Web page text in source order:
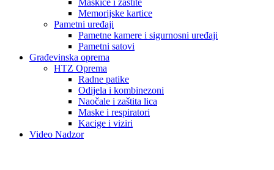
Maskice i zaštite
Memorijske kartice
Pametni uređaji
Pametne kamere i sigurnosni uređaji
Pametni satovi
Građevinska oprema
HTZ Oprema
Radne patike
Odijela i kombinezoni
Naočale i zaštita lica
Maske i respiratori
Kacige i viziri
Video Nadzor